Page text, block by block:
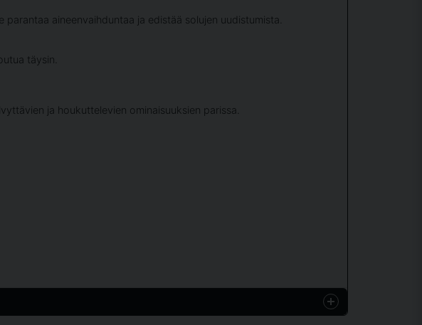
aineenvaihduntaa ja edistää solujen uudistumista.
täysin.
ja houkuttelevien ominaisuuksien parissa.